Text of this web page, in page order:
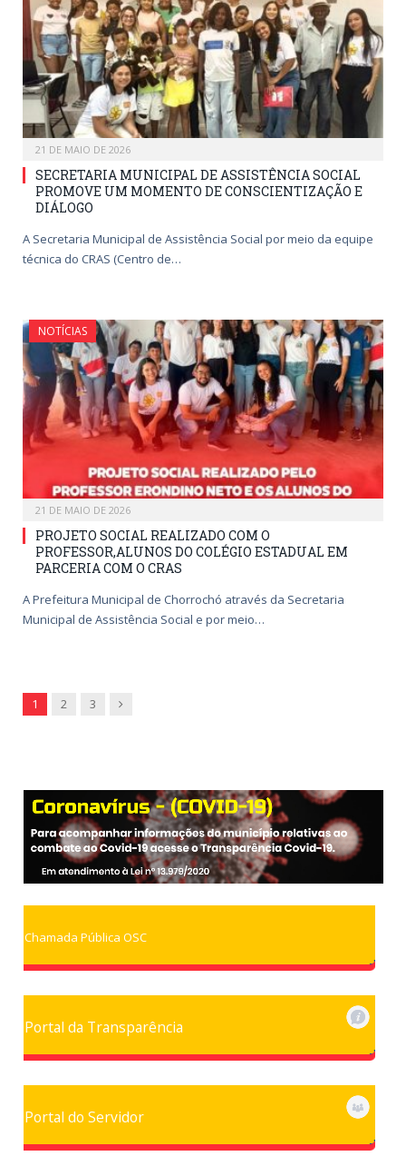
21 DE MAIO DE 2026
SECRETARIA MUNICIPAL DE ASSISTÊNCIA SOCIAL
PROMOVE UM MOMENTO DE CONSCIENTIZAÇÃO E
DIÁLOGO
A Secretaria Municipal de Assistência Social por meio da equipe
técnica do CRAS (Centro de…
NOTÍCIAS
21 DE MAIO DE 2026
PROJETO SOCIAL REALIZADO COM O
PROFESSOR,ALUNOS DO COLÉGIO ESTADUAL EM
PARCERIA COM O CRAS
A Prefeitura Municipal de Chorrochó através da Secretaria
Municipal de Assistência Social e por meio…
1 2 3 Next
Chamada Pública OSC
Portal da Transparência
Portal do Servidor